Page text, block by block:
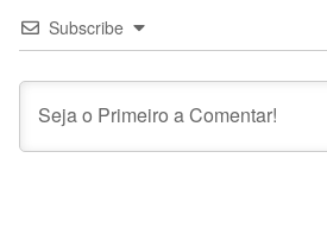
Subscribe